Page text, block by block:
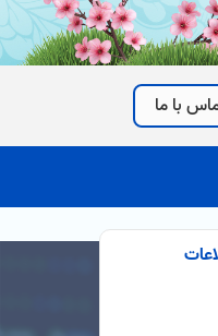
با ما